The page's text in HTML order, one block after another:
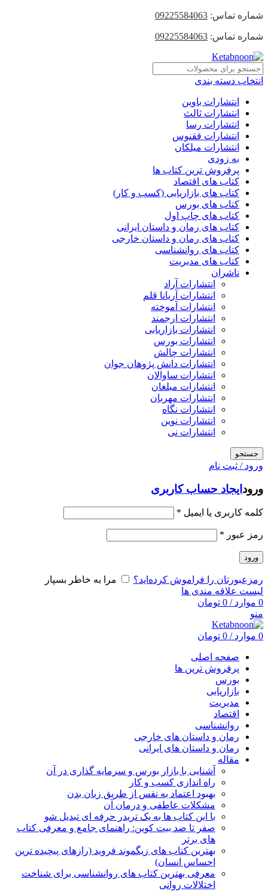
شماره تماس: 09225584063
شماره تماس: 09225584063
انتخاب دسته بندی
انتشارات باوین
انتشارات ثالث
انتشارات رسا
انتشارات ققنوس
انتشارات میلکان
به زودی
پرفروش ترین کتاب ها
کتاب های اقتصاد
کتاب های بازاریابی (کسب و کار)
کتاب های بورس
کتاب های چاپ اول
کتاب های رمان و داستان ایرانی
کتاب های رمان و داستان خارجی
کتاب های روانشناسی
کتاب های مدیریت
ناشران
انتشارات آراد
انتشارات آریانا قلم
انتشارات آموخته
انتشارات ارجمند
انتشارات بازاریابی
انتشارات بورس
انتشارات چالش
انتشارات دانش پژوهان جوان
انتشارات ساوالان
انتشارات مبلغان
انتشارات مهربان
انتشارات نگاه
انتشارات نوین
انتشارات نی
جستجو
ورود / ثبت نام
ورود ایجاد حساب کاربری
کلمه کاربری یا ایمیل *
رمز عبور *
ورود
رمزعبورتان را فراموش کرده‌اید؟
مرا به خاطر بسپار
لیست علاقه مندی ها
0 موارد /
0 تومان
منو
0 موارد /
0 تومان
صفحه اصلی
پرفروش ترین ها
بورس
بازاریابی
مدیریت
اقتصاد
روانشناسی
رمان و داستان های خارجی
رمان و داستان های ایرانی
مقاله
آشنایی با بازار بورس و سرمایه گذاری در آن
راه اندازی کسب و کار
بهبود اعتماد به نفس از طریق زبان بدن
مشکلات عاطفی و درمان آن
با این کتاب ها به یک تریدر حرفه ای تبدیل شو
صفر تا صد بیت کوین: راهنمای جامع و معرفی کتاب
های برتر
بهترین کتاب های زیگموند فروید (رازهای پیچیده ترین
احساس انسان)
معرفی بهترین کتاب های روانشناسی برای شناخت
اختلالات روانی